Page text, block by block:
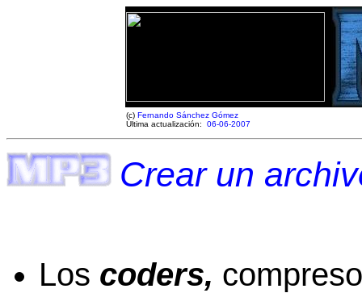
(c) Fernando Sánchez Gómez
Última actualización:
06-06-2007
Crear un
Los coders,